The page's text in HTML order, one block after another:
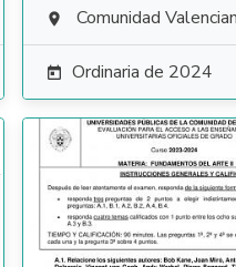
 Comunidad
 Ordinaria de 2024